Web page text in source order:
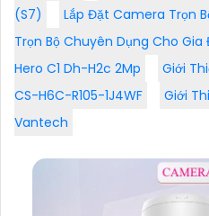
(S7)
Lắp Đặt Camera Trọn
Trọn Bộ Chuyên Dụng Cho Gia
Hero C1 Dh-H2c 2Mp
Giới
CS-H6C-R105-1J4WF
Giới
Vantech